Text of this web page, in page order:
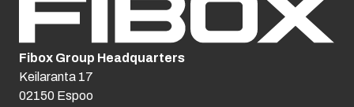
Fibox Group Headquarters
Keilaranta 17
02150 Espoo